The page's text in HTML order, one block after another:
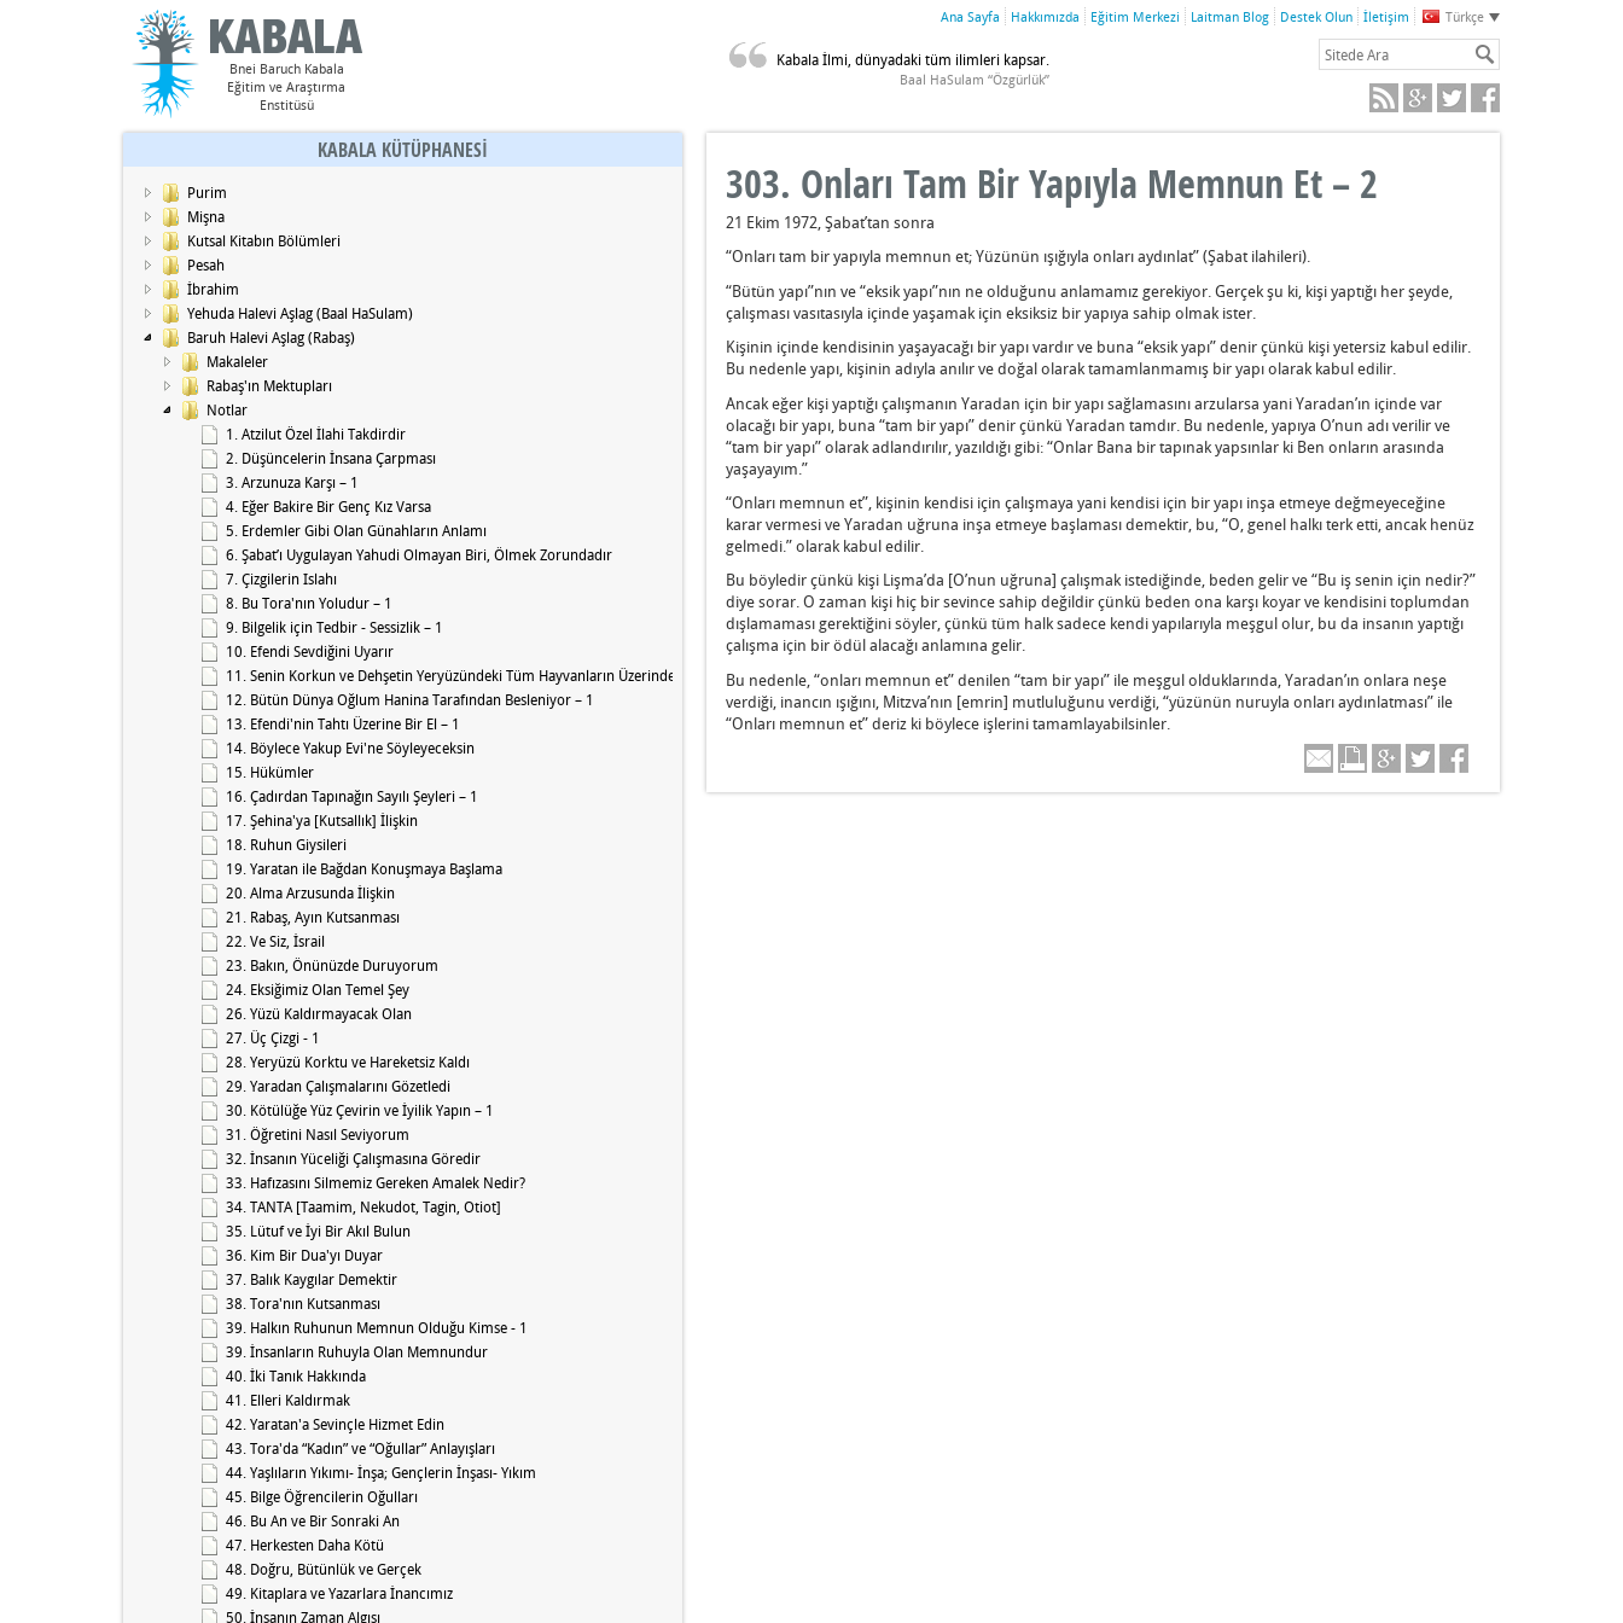
Bnei Baruch Kabala
Eğitim ve Araştırma
Enstitüsü
Türkçe
Ana Sayfa Hakkımızda Eğitim Merkezi Laitman Blog Destek Olun İletişim
Kabala İlmi, dünyadaki tüm ilimleri kapsar.
Baal HaSulam “Özgürlük”
KABALA KÜTÜPHANESİ
Purim
Mişna
Kutsal Kitabın Bölümleri
Pesah
İbrahim
Yehuda Halevi Aşlag (Baal HaSulam)
Baruh Halevi Aşlag (Rabaş)
Makaleler
Rabaş'ın Mektupları
Notlar
1. Atzilut Özel İlahi Takdirdir
2. Düşüncelerin İnsana Çarpması
3. Arzunuza Karşı – 1
4. Eğer Bakire Bir Genç Kız Varsa
5. Erdemler Gibi Olan Günahların Anlamı
6. Şabat’ı Uygulayan Yahudi Olmayan Biri, Ölmek Zorundadır
7. Çizgilerin Islahı
8. Bu Tora'nın Yoludur – 1
9. Bilgelik için Tedbir - Sessizlik – 1
10. Efendi Sevdiğini Uyarır
11. Senin Korkun ve Dehşetin Yeryüzündeki Tüm Hayvanların Üzerinde Olacak
12. Bütün Dünya Oğlum Hanina Tarafından Besleniyor – 1
13. Efendi'nin Tahtı Üzerine Bir El – 1
14. Böylece Yakup Evi'ne Söyleyeceksin
15. Hükümler
16. Çadırdan Tapınağın Sayılı Şeyleri – 1
17. Şehina'ya [Kutsallık] İlişkin
18. Ruhun Giysileri
19. Yaratan ile Bağdan Konuşmaya Başlama
20. Alma Arzusunda İlişkin
21. Rabaş, Ayın Kutsanması
22. Ve Siz, İsrail
23. Bakın, Önünüzde Duruyorum
24. Eksiğimiz Olan Temel Şey
26. Yüzü Kaldırmayacak Olan
27. Üç Çizgi - 1
28. Yeryüzü Korktu ve Hareketsiz Kaldı
29. Yaradan Çalışmalarını Gözetledi
30. Kötülüğe Yüz Çevirin ve İyilik Yapın – 1
31. Öğretini Nasıl Seviyorum
32. İnsanın Yüceliği Çalışmasına Göredir
33. Hafızasını Silmemiz Gereken Amalek Nedir?
34. TANTA [Taamim, Nekudot, Tagin, Otiot]
35. Lütuf ve İyi Bir Akıl Bulun
36. Kim Bir Dua'yı Duyar
37. Balık Kaygılar Demektir
38. Tora'nın Kutsanması
39. Halkın Ruhunun Memnun Olduğu Kimse - 1
39. İnsanların Ruhuyla Olan Memnundur
40. İki Tanık Hakkında
41. Elleri Kaldırmak
42. Yaratan'a Sevinçle Hizmet Edin
43. Tora'da “Kadın” ve “Oğullar” Anlayışları
44. Yaşlıların Yıkımı- İnşa; Gençlerin İnşası- Yıkım
45. Bilge Öğrencilerin Oğulları
46. Bu An ve Bir Sonraki An
47. Herkesten Daha Kötü
48. Doğru, Bütünlük ve Gerçek
49. Kitaplara ve Yazarlara İnancımız
50. İnsanın Zaman Algısı
303. Onları Tam Bir Yapıyla Memnun Et – 2
21 Ekim 1972, Şabat’tan sonra
“Onları tam bir yapıyla memnun et; Yüzünün ışığıyla onları aydınlat” (Şabat ilahileri).
“Bütün yapı”nın ve “eksik yapı”nın ne olduğunu anlamamız gerekiyor. Gerçek şu ki, kişi yaptığı her şeyde,
çalışması vasıtasıyla içinde yaşamak için eksiksiz bir yapıya sahip olmak ister.
Kişinin içinde kendisinin yaşayacağı bir yapı vardır ve buna “eksik yapı” denir çünkü kişi yetersiz kabul edilir.
Bu nedenle yapı, kişinin adıyla anılır ve doğal olarak tamamlanmamış bir yapı olarak kabul edilir.
Ancak eğer kişi yaptığı çalışmanın Yaradan için bir yapı sağlamasını arzularsa yani Yaradan’ın içinde var
olacağı bir yapı, buna “tam bir yapı” denir çünkü Yaradan tamdır. Bu nedenle, yapıya O’nun adı verilir ve
“tam bir yapı” olarak adlandırılır, yazıldığı gibi: “Onlar Bana bir tapınak yapsınlar ki Ben onların arasında
yaşayayım.”
“Onları memnun et”, kişinin kendisi için çalışmaya yani kendisi için bir yapı inşa etmeye değmeyeceğine
karar vermesi ve Yaradan uğruna inşa etmeye başlaması demektir, bu, “O, genel halkı terk etti, ancak henüz
gelmedi.” olarak kabul edilir.
Bu böyledir çünkü kişi Lişma’da [O’nun uğruna] çalışmak istediğinde, beden gelir ve “Bu iş senin için nedir?”
diye sorar. O zaman kişi hiç bir sevince sahip değildir çünkü beden ona karşı koyar ve kendisini toplumdan
dışlamaması gerektiğini söyler, çünkü tüm halk sadece kendi yapılarıyla meşgul olur, bu da insanın yaptığı
çalışma için bir ödül alacağı anlamına gelir.
Bu nedenle, “onları memnun et” denilen “tam bir yapı” ile meşgul olduklarında, Yaradan’ın onlara neşe
verdiği, inancın ışığını, Mitzva’nın [emrin] mutluluğunu verdiği, “yüzünün nuruyla onları aydınlatması” ile
“Onları memnun et” deriz ki böylece işlerini tamamlayabilsinler.